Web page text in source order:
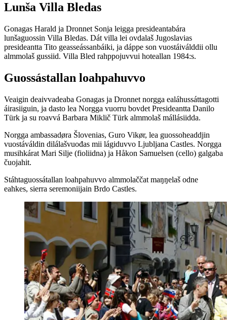
Lunša Villa Bledas
Gonagas Harald ja Dronnet Sonja leigga presideantabára
lunšaguossin Villa Bledas. Dát villa lei ovdalaš Jugoslavias
presideantta Tito geasseássanbáiki, ja dáppe son vuostáiválddii ollu
almmolaš gussiid. Villa Bled rahppojuvvui hoteallan 1984:s.
Guossástallan loahpahuvvo
Veaigin deaivvadeaba Gonagas ja Dronnet norgga ealáhussáttagotti
áirasiiguin, ja dasto lea Norgga vuorru bovdet Presideantta Danilo
Türk ja su roavvá Barbara Miklič Türk almmolaš mállásiidda.
Norgga ambassadøra Šlovenias, Guro Vikør, lea guossoheaddjin
vuostáváldin dilálašvuođas mii lágiduvvo Ljubljana Castles. Norgga
musihkárat Mari Silje (fioliidna) ja Håkon Samuelsen (cello) galgaba
čuojahit.
Stáhtaguossátallan loahpahuvvo almmolaččat maŋŋelaš odne
eahkes, sierra seremoniijain Brdo Castles.